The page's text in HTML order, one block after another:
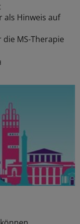
Hinweis auf
MS-Therapie